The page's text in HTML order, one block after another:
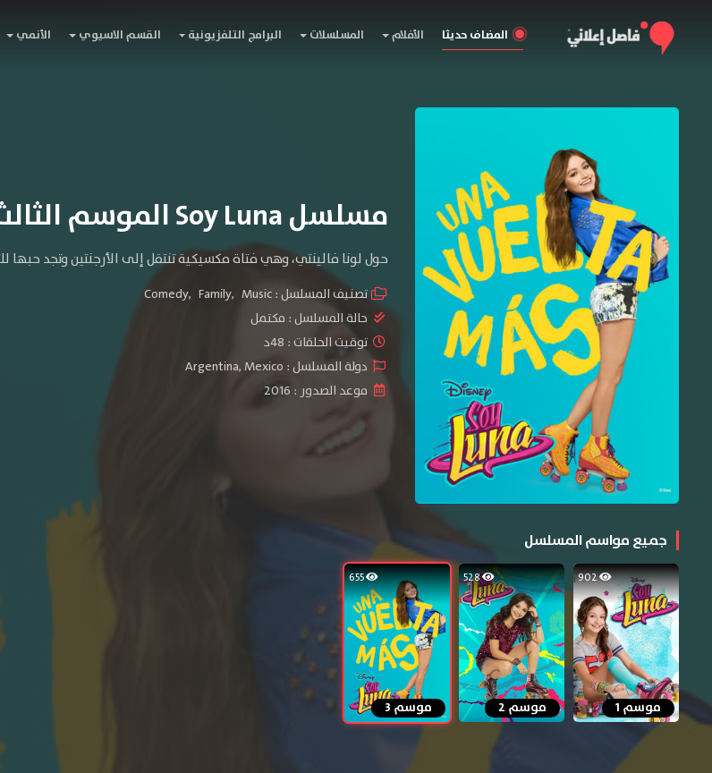
المضاف حديثا الأفلام المسلسلات البرامج التلفزيونية القسم الاسيوي الأنمي
مسلسل Soy Luna الموسم الثالث
حول لونا فالينتي، وهي فتاة مكسيكية تنتقل إلى الأرجنتين وتجد حبها
تصنيف المسلسل : Comedy, Family, Music
حالة المسلسل : مكتمل
توقيت الحلقات : 48د
دولة المسلسل : Argentina, Mexico
موعد الصدور : 2016
جميع مواسم المسلسل
902
موسم 1
528
موسم 2
655
موسم 3